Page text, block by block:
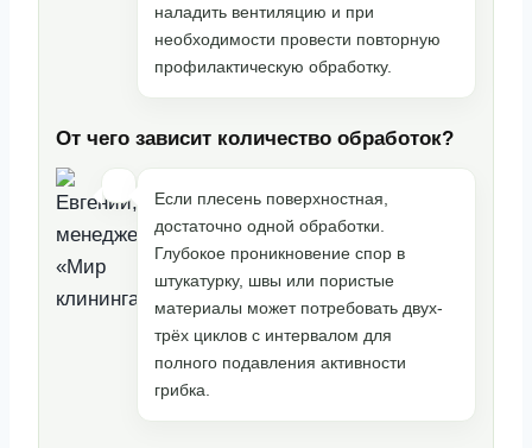
наладить вентиляцию и при
необходимости провести повторную
профилактическую обработку.
От чего зависит количество обработок?
Если плесень поверхностная,
достаточно одной обработки.
Глубокое проникновение спор в
штукатурку, швы или пористые
материалы может потребовать двух-
трёх циклов с интервалом для
полного подавления активности
грибка.